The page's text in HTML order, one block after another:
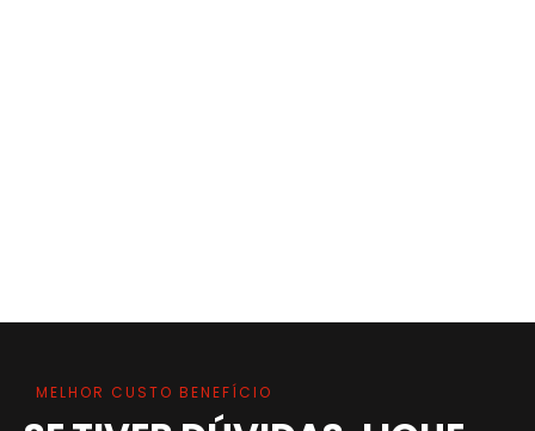
MELHOR CUSTO BENEFÍCIO